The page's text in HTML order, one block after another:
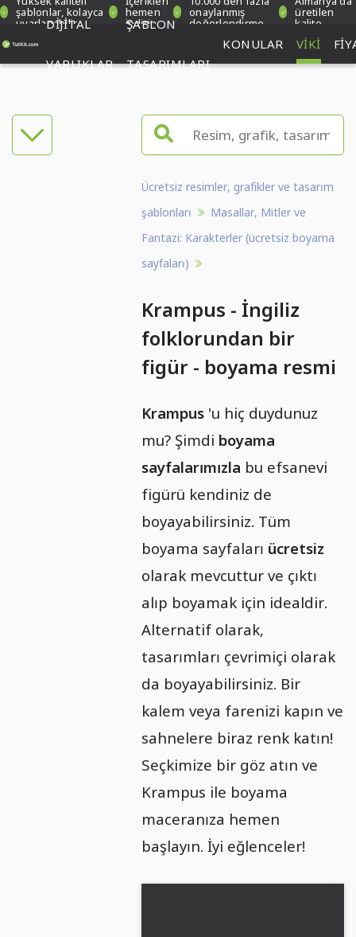
şablonlar, kolayca
uyarlanabilir
hemen
indirin
onaylanmış
değerlendirme
üretilen
kalite
DIJITAL
VARLIKLAR
ŞABLON
TASARIMLARI
KONULAR VIKI
Ücretsiz resimler, grafikler ve tasarım
şablonları
Masallar, Mitler ve
Fantazi: Karakterler (ücretsiz boyama
sayfaları)
Krampus - İngiliz
folklorundan bir
figür - boyama resmi
Krampus'u hiç duydunuz
mu? Şimdi boyama
sayfalarımızla bu efsanevi
figürü kendiniz de
boyayabilirsiniz. Tüm
boyama sayfaları ücretsiz
olarak mevcuttur ve çıktı
alıp boyamak için idealdir.
Alternatif olarak,
tasarımları çevrimiçi olarak
da boyayabilirsiniz. Bir
kalem veya farenizi kapın ve
sahnelere biraz renk katın!
Seçkimize bir göz atın ve
Krampus ile boyama
maceranıza hemen
başlayın. İyi eğlenceler!